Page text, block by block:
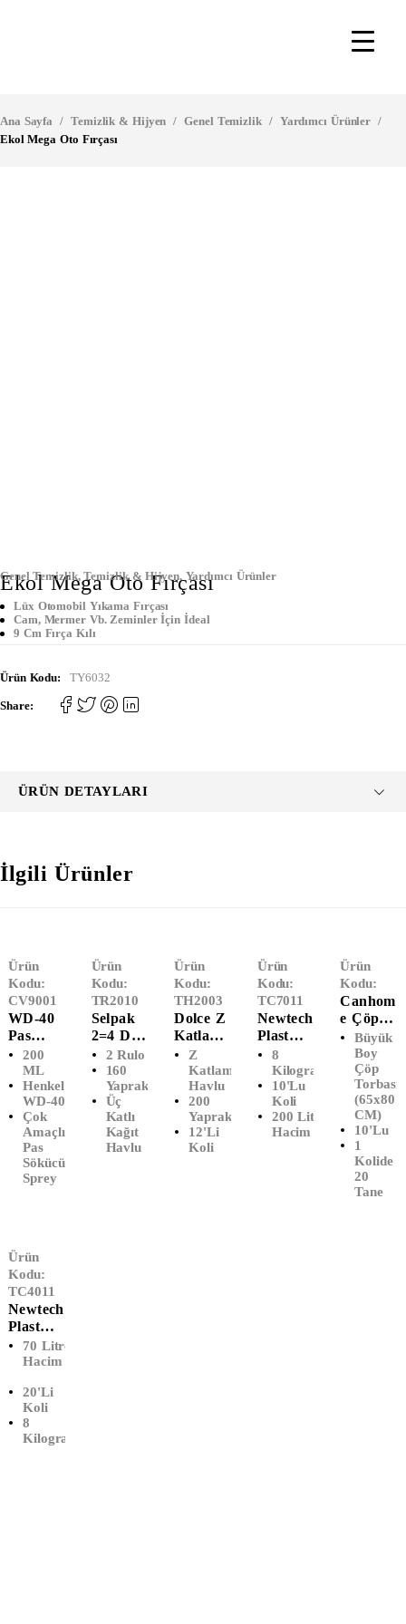
Ana Sayfa / Temizlik & Hijyen / Genel Temizlik / Yardımcı Ürünler /
Ekol Mega Oto Fırçası
Genel Temizlik,Temizlik & Hijyen, Yardımcı Ürünler
Ekol Mega Oto Fırçası
Lüx Otomobil Yıkama Fırçası
Cam, Mermer Vb. Zeminler İçin İdeal
9 Cm Fırça Kılı
Ürün Kodu: TY6032
Share:
ÜRÜN DETAYLARI
İlgili Ürünler
Ürün
Kodu:
CV9001
WD-40
Pas
Sökücü
Sprey
(200
ML)
200
ML
Henkel
WD-40
Çok
Amaçlı
Pas
Sökücü
Sprey
Ürün
Kodu:
TR2010
Selpak
2=4 Dev
Rulo
Kağıt
Havlu
(2'li)
2 Rulo
160
Yaprak
Üç
Katlı
Kağıt
Havlu
Ürün
Kodu:
TH2003
Dolce Z
Katlama
Lı
Dispense
R Havlu
(12'li)
Z
Katlamalı
Havlu
200
Yaprak
12'li
Koli
Ürün
Kodu:
TC7011
Newtech
Plast
Ağır
Sanayi
Çöp
Poşeti
Battal
Boy
8
Kilogram
10'Lu
Koli
200 Litre
Hacim
Ürün
Kodu:
Canhom
E Çöp
Poşeti
Büyük
Boy
(65x80
CM)
Büyük
Boy
Çöp
Torbası
(65x80
CM)
10'lu
1
Kolide
20
Tane
Ürün
Kodu:
TC4011
Newtech
Plast
Endüstri
Yel Çöp
Battal
Boy
(72x95)
70 Litre
Hacim
20'Li
Koli
8
Kilogram